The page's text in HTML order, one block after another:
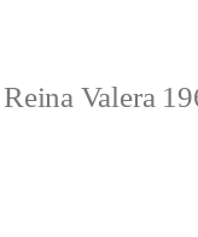
Valera